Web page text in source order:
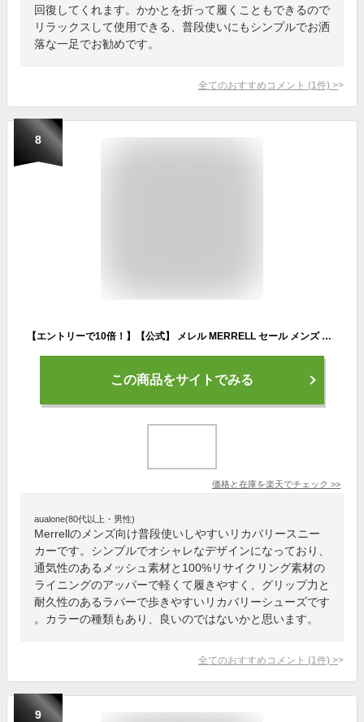
回復してくれます。かかとを折って履くこともできるので
リラックスして使用できる、普段使いにもシンプルでお洒
落な一足でお勧めです。
全てのおすすめコメント (1 件) >
8
【エントリーで10倍！】【公式】 メレル MERRELL セール メンズ HYDRO NEXT GEN HIKER ハイドロ ネクスト ジェン ハイカー スニーカー タウンユース リカバリー 軽量 005745 006023 005743 006025
この商品をサイトでみる
価格と在庫を楽天でチェック >>
aualone(80代以上・男性)
Merrellのメンズ向け普段使いしやすいリカバリースニー
カーです。シンプルでオシャレなデザインになっており、
通気性のあるメッシュ素材と100%リサイクリング素材の
ライニングのアッパーで軽くて履きやすく、グリップ力と
耐久性のあるラバーで歩きやすいリカバリーシューズです
。カラーの種類もあり、良いのではないかと思います。
全てのおすすめコメント (1 件) >
9